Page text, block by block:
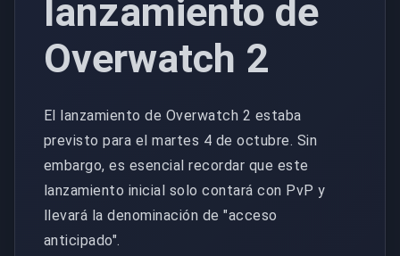
lanzamiento de
Overwatch 2
El lanzamiento de Overwatch 2 estaba
previsto para el martes 4 de octubre. Sin
embargo, es esencial recordar que este
lanzamiento inicial solo contará con PvP y
llevará la denominación de "acceso
anticipado".